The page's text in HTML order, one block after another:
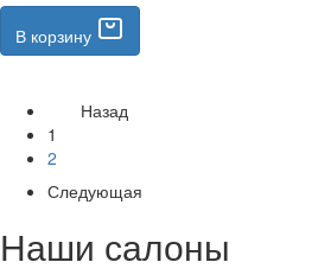
В корзину
Назад
1
2
Следующая
Наши салоны